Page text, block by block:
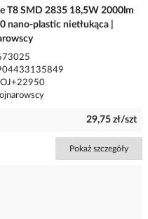
T8 SMD 2835 18,5W 2000lm
nano-plastic nietłukąca |
29,75 zł/szt
Pokaż szczegóły